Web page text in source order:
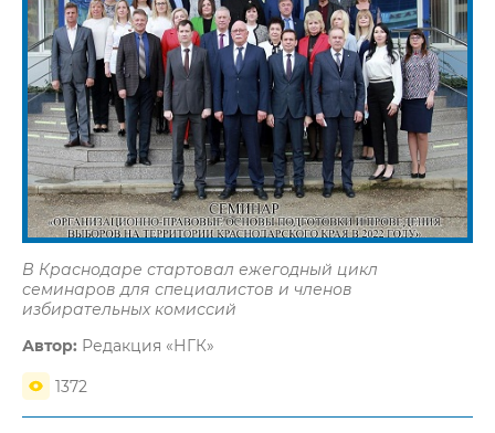
В Краснодаре стартовал ежегодный цикл
семинаров для специалистов и членов
избирательных комиссий
Автор: Редакция «НГК»
1372